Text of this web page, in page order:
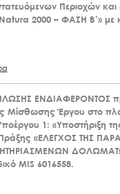
Ο.ΦΥ.ΠΕ.Κ.Α.
Νέα – Δημοσιότητα
Άξονες δράσης
Περιοχών και
2000 – ΦΑΣΗ Β’» με
ΕΝΔΙΑΦΕΡΟΝΤΟΣ
Μίσθωσης Έργου στο
1: «Υποστήριξη
«ΕΛΕΓΧΟΣ ΤΗΣ
MIS 6016558.